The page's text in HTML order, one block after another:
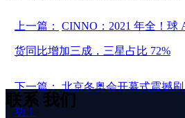
上一篇： CINNO：2021 年全！球
货同比增加三成，三星占比 72%
下一篇： 北京冬奥会开幕式震撼
功！
联系 我们